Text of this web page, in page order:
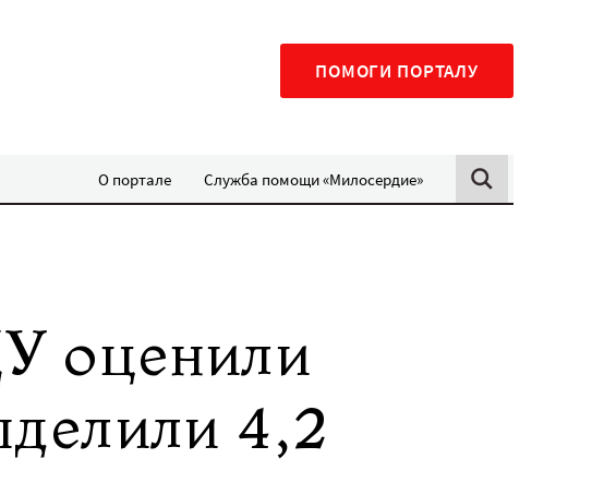
ПОМОГИ ПОРТАЛУ
О портале Служба помощи «Милосердие»
оценили
4,2